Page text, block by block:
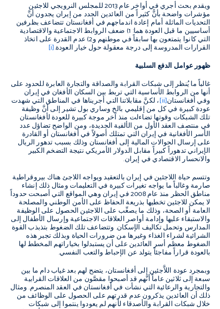
ويقدم بحث أجري في أواخر عام 2013 للمجلس النرويجي للاجئين
مؤشرات واضحة بأنًّ كثيراً من العائدين الجدد من إيران يجدون أنَّ
التحديات الماثلة أمام إعادة اندماجهم في أفغانستان تتضاعف بظرفين
أساسيين ما قبل العودة هما: 1) ضعف الروابط الاجتماعية والاقتصادية
التي كانوا يتمتعون بها سابقاً في موطنهم و2) عدم القدرة على اتخاذ
القرارات المدروسة إلى درجة معقولة حول خيار العودة.[i]
ظهور عوامل الدفع السلبية
غالباً ما يُنظر إلى شبكات القرابة والصداقة والتجارة العابرة للحدود على
أنها من الروابط الأساسية التي تربط بين السكان الأفغان في إيران
وفي أفغانستان[ii]، لكنَّ مقابلاتنا التي أجريناها في المناطق التي شهدت
عودة كبيرة في كل من إقليمي بالخ وساري بول تشير إلى أنَّ وظيفة
تلك الشبكات وقوتها تضاءلت منذ آخر موجة كبيرة للعودة لأفغانستان
في منتصف العقد الأول من الألفية الجديدة، ومن الواضح تضاؤل عدد
الأسر الأفغانية في إيران التي تمتلك أصولاً في أفغانستان أو القادرة
على إرسال الحوالات المالية إلى أفغانستان وذلك بسبب تدهور الريال
الإيراني تدهوراً كبيراً مقابل الدولار الأمريكي نتيجة التضخم الكبير
والانحسار الاقتصادي في إيران.
وتتسم حياة اللاجئين في إيران بالتعقيد ويواجه اللاجئ هناك بيروقراطية
صارمة وغالباً ما يواجه تغيرات كبيرة في التعليمات ومثال ذلك إنشاء
مناطق الحظر منذ عام 2008 في إيران وهي المواقع التي أصبحت حدوداً
لا يمكن للاجئين تخطيها بذريعة الحفاظ على الأمن الوطني والمصلحة
العامة أو الصحة، وذلك ما يصعِّب على اللاجئين الحصول على الوظيفة
والاستبقاء عليها وإدامة أواصر العلاقات الاجتماعية وإرسال الأطفال إلى
المدارس وتحمل تكاليف الإسكان. وتتضاعف تلك الضغوط بتذبذب القوة
الشرائية لشراء الغذاء وغيرها من ضرورات الحياة وبذلك تجبر هذه
الضغوط معظم أسر العائدين على أن يستبدلوا بخياراتهم المخطط لها
بالعودة قراراً مفاجئاً يتولد عن الإحباط والتعب النفسي.
وبمجرد عودة اللاَّجئين إلى أفغانستان، يتضح لهم بعد غياب دام ما بين
سبعة إلى ثلاثين عاماً أنَّهم قد أصبحوا مقصَّون من العلاقات القرابية
والتجارية والرعائية التي نشأت في أفغانستان في العقد المنصرم. ومثال
ذلك أن العائدين يذكرون عدم قدرتهم على الحصول على الوظائف من
خلال شبكات القرابة والأصدقاء لأنهم لم يعودوا ينتموا إلى شبكات